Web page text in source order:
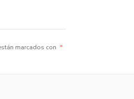
marcados con *